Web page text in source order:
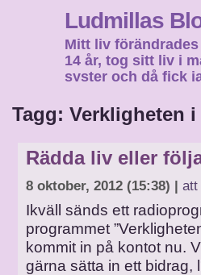
Ludmillas
Mitt liv
14 år, tog sitt liv i
syster och då fick
Tagg: Verkligheten i
Rädda liv eller
8 oktober, 2012 (15:38) | att
Ikväll sänds ett
programmet
kommit in på kontot nu.
gärna sätta in ett bidrag,